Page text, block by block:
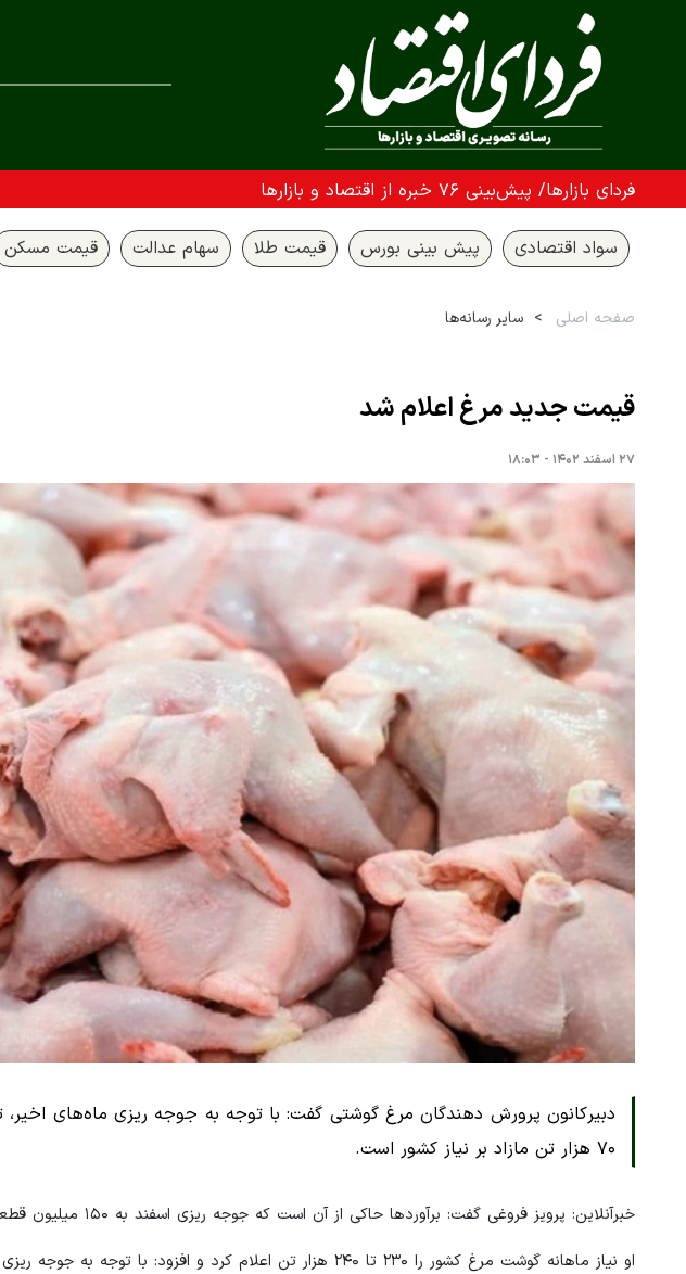
فردای بازارها/ پیش‌بینی ۷۶ خبره از اقتصاد و بازارها
سواد اقتصادی پیش بینی بورس قیمت طلا سهام عدالت قیمت مسکن
صفحه اصلی سایر رسانه‌ها
قیمت جدید مرغ اعلام شد
۲۷ اسفند ۱۴۰۲ - ۱۸:۰۳
۷۰ هزار تن مازاد بر نیاز کشور است.
خبرآنلاین: پرویز فروغی گفت: برآوردها حاکی از آن است که جوجه ریزی اسفند به ۱۵۰ میلیون قطعه برسد.